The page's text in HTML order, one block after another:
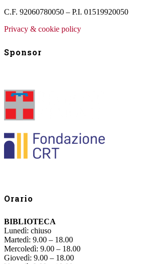
C.F. 92060780050 – P.I. 01519920050
Privacy & cookie policy
Sponsor
Orario
BIBLIOTECA
Lunedì: chiuso
Martedì: 9.00 – 18.00
Mercoledì: 9.00 – 18.00
Giovedì: 9.00 – 18.00